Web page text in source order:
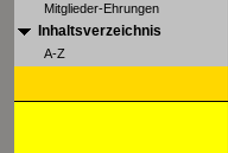
Mitglieder-Ehrungen
Inhaltsverzeichnis
A-Z